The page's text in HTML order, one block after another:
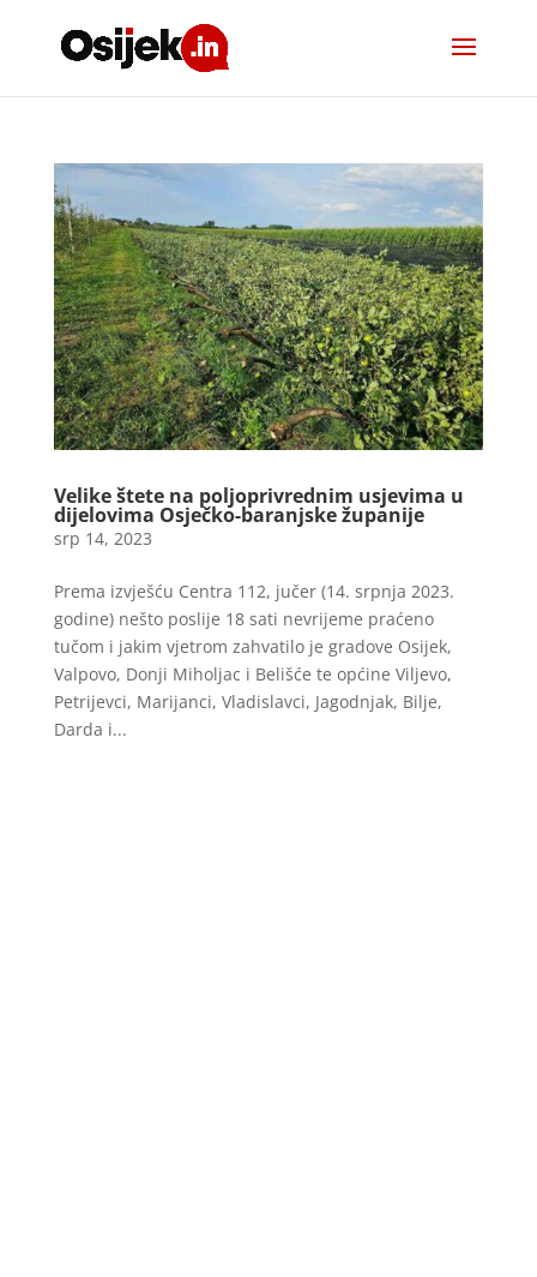
Velike štete na poljoprivrednim usjevima u
dijelovima Osječko-baranjske županije
srp 14, 2023
Prema izvješću Centra 112, jučer (14. srpnja 2023.
godine) nešto poslije 18 sati nevrijeme praćeno
tučom i jakim vjetrom zahvatilo je gradove Osijek,
Valpovo, Donji Miholjac i Belišće te općine Viljevo,
Petrijevci, Marijanci, Vladislavci, Jagodnjak, Bilje,
Darda i...